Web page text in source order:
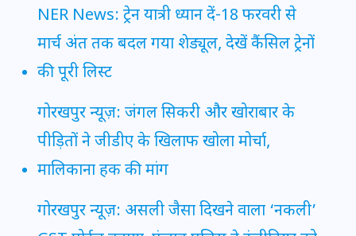
NER News: ट्रेन यात्री ध्यान दें-18 फरवरी से
मार्च अंत तक बदल गया शेड्यूल, देखें कैंसिल ट्रेनों
की पूरी लिस्ट
गोरखपुर न्यूज़: जंगल सिकरी और खोराबार के
पीड़ितों ने जीडीए के खिलाफ खोला मोर्चा,
मालिकाना हक की मांग
गोरखपुर न्यूज़: असली जैसा दिखने वाला ‘नकली’